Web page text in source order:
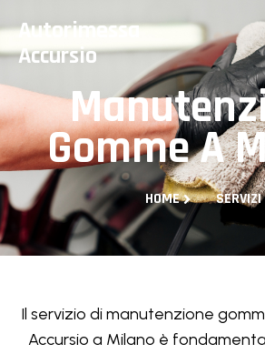
Autorimessa
Accursio
Gomme A
HOME SERVIZI
Il servizio di manutenzione
Accursio a Milano è